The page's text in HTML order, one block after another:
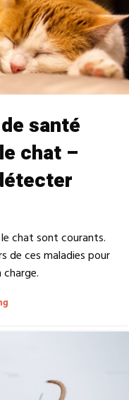
santé
chat –
chat sont courants.
de ces maladies pour